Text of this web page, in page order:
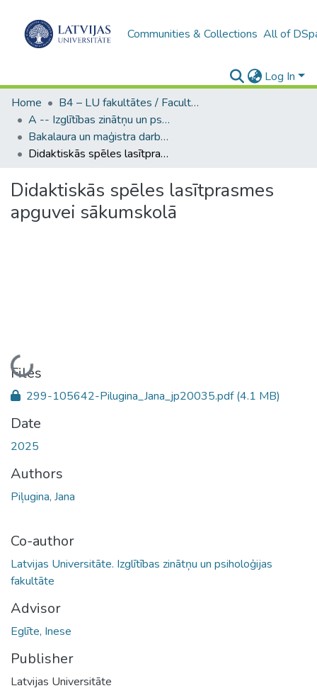
Communities & Collections All of
Log In
Home
B4 – LU fakultātes / Faculties of the UL
A -- Izglītības zinātņu un psiholoģijas fakultāte / Faculty of Education Sciences and Psychology
Bakalaura un maģistra darbi (PPMF) / Bachelor's and Master's theses
Didaktiskās spēles lasītprasmes apguvei sākumskolā
Didaktiskās spēles lasītprasmes
apguvei sākumskolā
Loading...
Files
299-105642-Pilugina_Jana_jp20035.pdf(4.1 MB)
Date
2025
Authors
Piļugina, Jana
Co-author
Latvijas Universitāte. Izglītības zinātņu un psiholoģijas
fakultāte
Advisor
Eglīte, Inese
Publisher
Latvijas Universitāte